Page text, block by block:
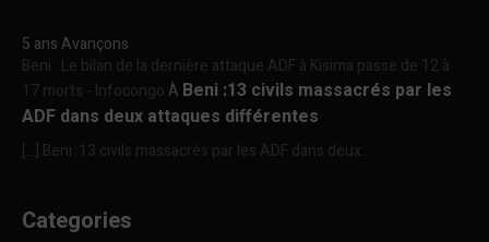
5 ans Avançons
Beni : Le bilan de la dernière attaque ADF à Kisima passe de 12 à
17 morts - InfocongoÀ Beni :13 civils massacrés par les
ADF dans deux attaques différentes
[…] Beni :13 civils massacrés par les ADF dans deux...
Categories